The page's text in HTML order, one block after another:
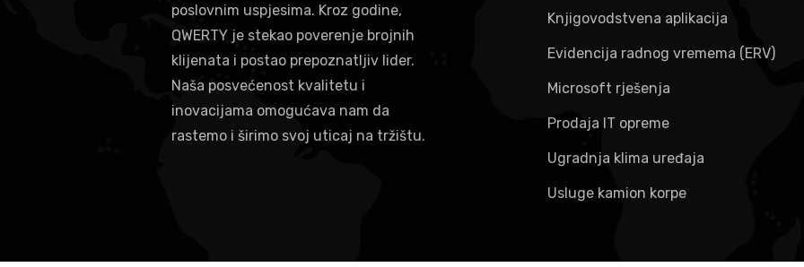
poslovnim uspjesima. Kroz godine,
QWERTY je stekao poverenje brojnih
klijenata i postao prepoznatljiv lider.
Naša posvećenost kvalitetu i
inovacijama omogućava nam da
rastemo i širimo svoj uticaj na tržištu.
Knjigovodstvena aplikacija
Evidencija radnog vremema (ERV)
Microsoft rješenja
Prodaja IT opreme
Ugradnja klima uređaja
Usluge kamion korpe